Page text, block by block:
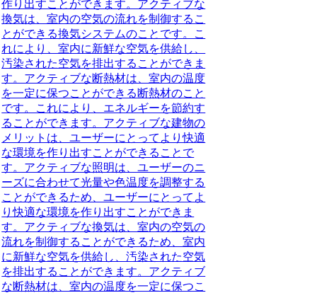
作り出すことができます。アクティブな
換気は、室内の空気の流れを制御するこ
とができる換気システムのことです。こ
れにより、室内に新鮮な空気を供給し、
汚染された空気を排出することができま
す。アクティブな断熱材は、室内の温度
を一定に保つことができる断熱材のこと
です。これにより、エネルギーを節約す
ることができます。アクティブな建物の
メリットは、ユーザーにとってより快適
な環境を作り出すことができることで
す。アクティブな照明は、ユーザーのニ
ーズに合わせて光量や色温度を調整する
ことができるため、ユーザーにとってよ
り快適な環境を作り出すことができま
す。アクティブな換気は、室内の空気の
流れを制御することができるため、室内
に新鮮な空気を供給し、汚染された空気
を排出することができます。アクティブ
な断熱材は、室内の温度を一定に保つこ